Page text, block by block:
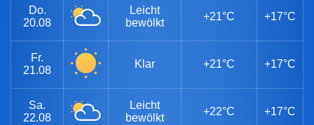
Do.
20.08
Leicht
bewölkt
+21°C +17°C
Fr.
21.08
Klar +21°C +17°C
Sa.
22.08
Leicht
bewölkt
+22°C +17°C